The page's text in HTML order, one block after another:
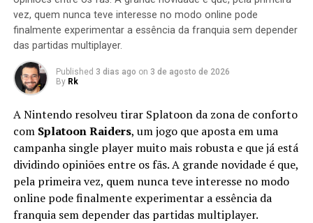
Mac Gargan/Escorpião
Aleksei Sytsevich/Rino
Curt Connors/Lagarto (Mas nesse jogo não age como
um vilão)
Flint Marko/Homem Areia
Eddie Brock/Venom
Max Dillon/Electro (PSP somente)
Cletus Kassidy/Carnificina (PSP somente)
Quentin Beck/Mystério (Não-Jogável)
Pouca informaçoes sobre ele, mas sabemos que é
fortemente inspirado nos 3 primeiros filmes do inicio
dos anos 2000
vez, quem nunca teve interesse no modo online pode
finalmente experimentar a essência da franquia sem depender
das partidas multiplayer.
Published 3 dias ago on 3 de agosto de 2026
By Rk
A Nintendo resolveu tirar Splatoon da zona de conforto
com Splatoon Raiders, um jogo que aposta em uma
campanha single player muito mais robusta e que já está
dividindo opiniões entre os fãs. A grande novidade é que,
pela primeira vez, quem nunca teve interesse no modo
online pode finalmente experimentar a essência da
franquia sem depender das partidas multiplayer.